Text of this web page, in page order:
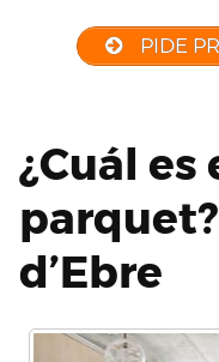
PIDE
¿Cuál
d’Ebre